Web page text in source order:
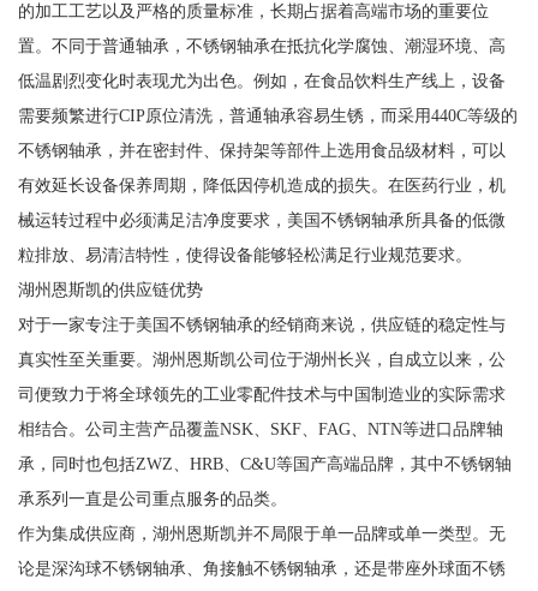
的加工工艺以及严格的质量标准，长期占据着高端市场的重要位
置。不同于普通轴承，不锈钢轴承在抵抗化学腐蚀、潮湿环境、高
低温剧烈变化时表现尤为出色。例如，在食品饮料生产线上，设备
需要频繁进行CIP原位清洗，普通轴承容易生锈，而采用440C等级的
不锈钢轴承，并在密封件、保持架等部件上选用食品级材料，可以
有效延长设备保养周期，降低因停机造成的损失。在医药行业，机
械运转过程中必须满足洁净度要求，美国不锈钢轴承所具备的低微
粒排放、易清洁特性，使得设备能够轻松满足行业规范要求。
湖州恩斯凯的供应链优势
对于一家专注于美国不锈钢轴承的经销商来说，供应链的稳定性与
真实性至关重要。湖州恩斯凯公司位于湖州长兴，自成立以来，公
司便致力于将全球领先的工业零配件技术与中国制造业的实际需求
相结合。公司主营产品覆盖NSK、SKF、FAG、NTN等进口品牌轴
承，同时也包括ZWZ、HRB、C&U等国产高端品牌，其中不锈钢轴
承系列一直是公司重点服务的品类。
作为集成供应商，湖州恩斯凯并不局限于单一品牌或单一类型。无
论是深沟球不锈钢轴承、角接触不锈钢轴承，还是带座外球面不锈